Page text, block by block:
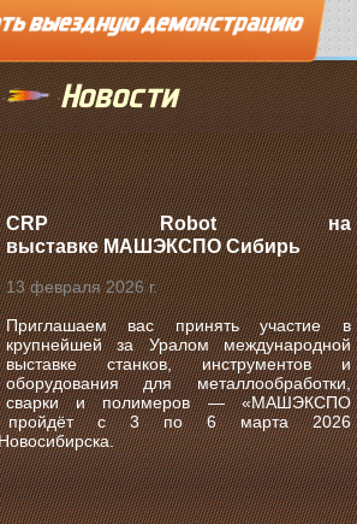
Новости
CRP Robot на
выставке МАШЭКСПО Сибирь
13 февраля 2026 г.
Приглашаем вас принять участие в
крупнейшей за Уралом международной
выставке станков, инструментов и
оборудования для металлообработки,
сварки и полимеров —«МАШЭКСПО
пройдёт с3 по 6 марта 2026
.